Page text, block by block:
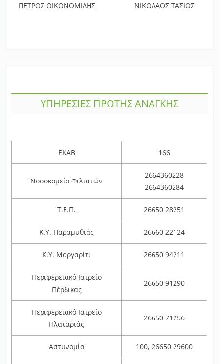
ΠΕΤΡΟΣ ΟΙΚΟΝΟΜΙΔΗΣ ΝΙΚΟΛΑΟΣ ΤΑΣΙΟΣ
ΥΠΗΡΕΣΙΕΣ ΠΡΩΤΗΣ ΑΝΑΓΚΗΣ
ΕΚΑΒ 166
Νοσοκομείο Φιλιατών
2664360228
2664360284
Τ.Ε.Π. 26650 28251
Κ.Υ. Παραμυθιάς 26660 22124
Κ.Υ. Μαργαρίτι 26650 94211
Περιφερειακό Ιατρείο
Πέρδικας
26650 91290
Περιφερειακό Ιατρείο
Πλαταριάς
26650 71256
Αστυνομία 100, 26650 29600